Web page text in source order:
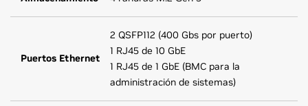
Puertos Ethernet
2 QSFP112 (400 Gbs por puerto)
1 RJ45 de 10 GbE
1 RJ45 de 1 GbE (BMC para la
administración de sistemas)